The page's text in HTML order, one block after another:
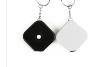
Ruban métrique de
Bande de mesure de